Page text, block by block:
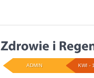
KWI -
ADMIN